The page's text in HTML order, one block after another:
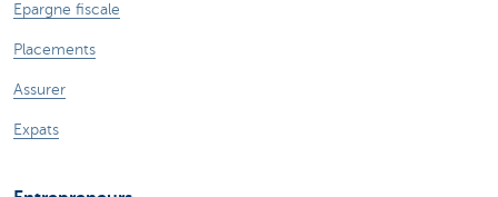
Epargne fiscale
Placements
Assurer
Expats